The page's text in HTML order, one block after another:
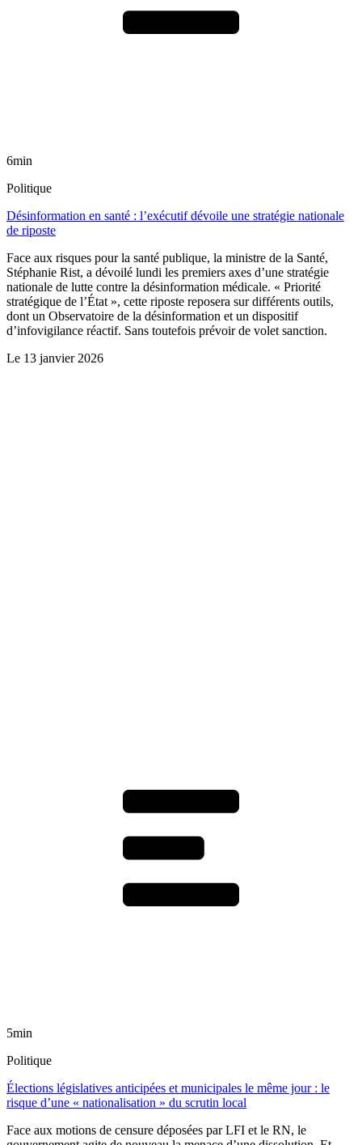
6min
Politique
Désinformation en santé : l’exécutif dévoile une stratégie nationale
de riposte
Face aux risques pour la santé publique, la ministre de la Santé,
Stéphanie Rist, a dévoilé lundi les premiers axes d’une stratégie
nationale de lutte contre la désinformation médicale. « Priorité
stratégique de l’État », cette riposte reposera sur différents outils,
dont un Observatoire de la désinformation et un dispositif
d’infovigilance réactif. Sans toutefois prévoir de volet sanction.
Le 13 janvier 2026
5min
Politique
Élections législatives anticipées et municipales le même jour : le
risque d’une « nationalisation » du scrutin local
Face aux motions de censure déposées par LFI et le RN, le